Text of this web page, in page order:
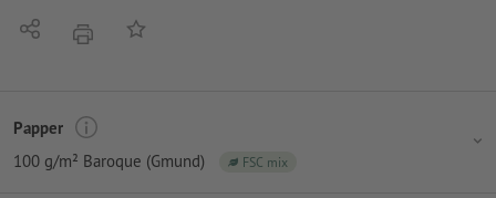
Dela erbjudandePå anteckningslistan
Papper
100 g/m² Baroque (Gmund)
FSC mix